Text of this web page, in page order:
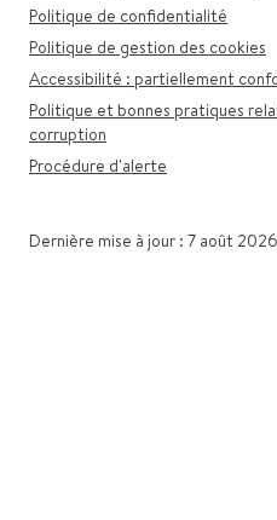
Politique de confidentialité
Politique de gestion des cookies
Accessibilité : partiellement
Politique et bonnes pratiques
corruption
Procédure d'alerte
Dernière mise à jour : 7 août 2026